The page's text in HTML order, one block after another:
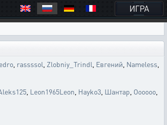
ИГРА
rassssol Zlobniy_Trindl Евгений Nameless
Leon1965Leon Hayko3 Шантар Oooooo